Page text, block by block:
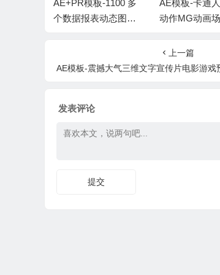
AE模板-卡通人物角色
动作MG动画场景 Exp
109组4K卡通
液体特效MG
+AE工程
r FX BBV66
上一篇
AE模板-震撼大气三维文字宣传片电影游戏预告片
发表评论